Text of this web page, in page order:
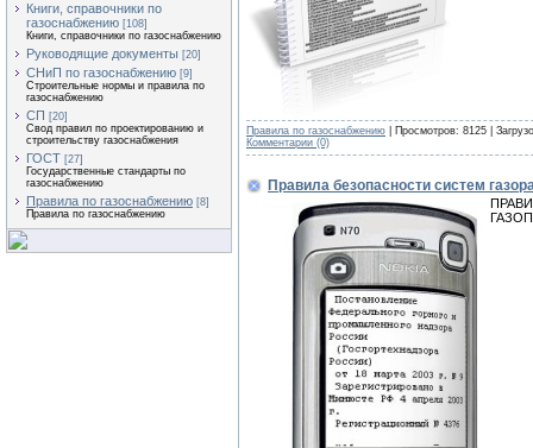
Книги, справочники по
газоснабжению [108]
Книги, справочники по газоснабжению
Руководящие документы [20]
СНиП по газоснабжению [9]
Строительные нормы и правила по
газоснабжению
СП [20]
Свод правил по проектированию и
строительству газоснабжения
ГОСТ [27]
Государственные стандарты по
газоснабжению
Правила по газоснабжению [8]
Правила по газоснабжению
Правила по газоснабжению | Просмотров: 8125 |
Комментарии (0)
Правила безопасности систем